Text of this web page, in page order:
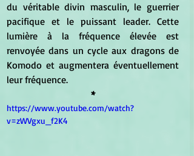
du véritable divin masculin, le guerrier
pacifique et le puissant leader. Cette
lumière à la fréquence élevée est
renvoyée dans un cycle aux dragons de
Komodo et augmentera éventuellement
leur fréquence.
*
https://www.youtube.com/watch?
v=zWVgxu_f2K4